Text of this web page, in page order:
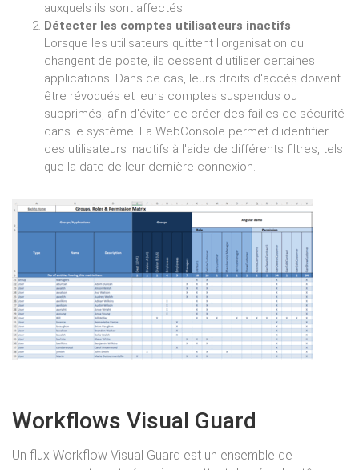
auxquels ils sont affectés.
Détecter les comptes utilisateurs inactifs
Lorsque les utilisateurs quittent l'organisation ou
changent de poste, ils cessent d'utiliser certaines
applications. Dans ce cas, leurs droits d'accès doivent
être révoqués et leurs comptes suspendus ou
supprimés, afin d'éviter de créer des failles de sécurité
dans le système. La WebConsole permet d'identifier
ces utilisateurs inactifs à l'aide de différents filtres, tels
que la date de leur dernière connexion.
Workflows Visual Guard
Un flux Workflow Visual Guard est un ensemble de